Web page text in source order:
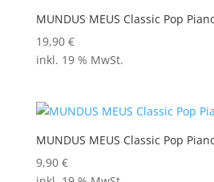
MUNDUS MEUS Classic Pop
19,90 €
inkl. 19 % MwSt.
MUNDUS MEUS Classic Pop
9,90 €